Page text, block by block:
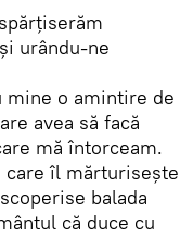
urându-ne
mine o amintire de
avea să facă
mă întorceam.
care îl mărturiseşte
balada
că duce cu